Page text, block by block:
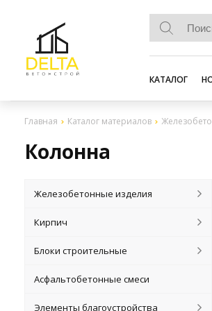
КАТАЛОГ
Главная Каталог материалов
Колонна
Железобетонные изделия
Кирпич
Блоки строительные
Асфальтобетонные смеси
Элементы благоустройства